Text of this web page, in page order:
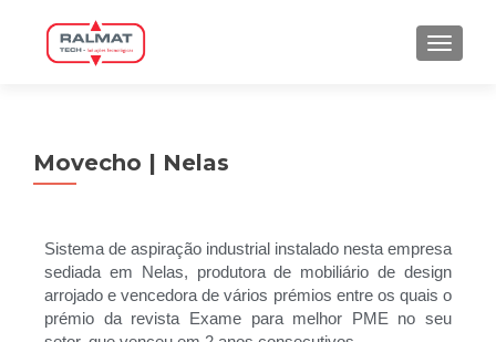
Movecho | Nelas
Sistema de aspiração industrial instalado nesta empresa
sediada em Nelas, produtora de mobiliário de design
arrojado e vencedora de vários prémios entre os quais o
prémio da revista Exame para melhor PME no seu